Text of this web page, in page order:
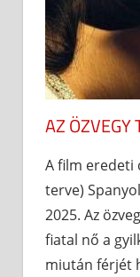
AZ ÖZVEGY
A film eredeti
terve)
2025. Az
fiatal nő a
miután férjét